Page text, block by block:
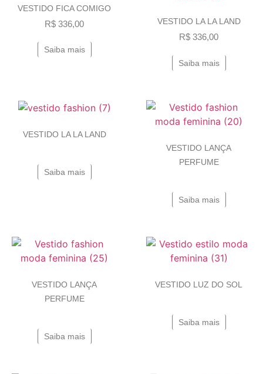
VESTIDO FICA COMIGO
R$ 336,00
Saiba mais
VESTIDO LA LA LAND
R$ 336,00
Saiba mais
VESTIDO LA LA LAND
Saiba mais
VESTIDO LANÇA
PERFUME
Saiba mais
VESTIDO LANÇA
PERFUME
Saiba mais
VESTIDO LUZ DO SOL
Saiba mais